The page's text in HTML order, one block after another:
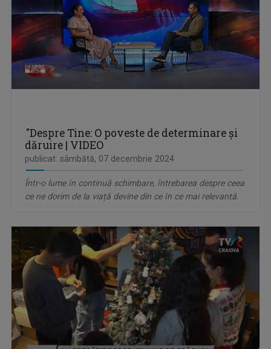
"Despre Tine: O poveste de determinare și
dăruire | VIDEO
publicat: sâmbătă, 07 decembrie 2024
Într-o lume în continuă schimbare, întrebarea despre ceea
ce ne dorim de la viață devine din ce în ce mai relevantă.